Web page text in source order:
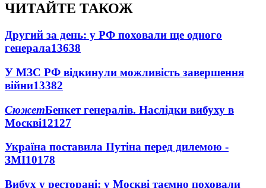
ЧИТАЙТЕ ТАКОЖ
Другий за день: у РФ поховали ще одного
генерала13638
У МЗС РФ відкинули можливість завершення
війни13382
СюжетБенкет генералів. Наслідки вибуху в
Москві12127
Україна поставила Путіна перед дилемою -
ЗМІ10178
Вибух у ресторані: у Москві таємно поховали